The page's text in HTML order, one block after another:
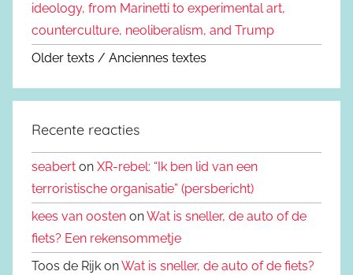
ideology, from Marinetti to experimental art,
counterculture, neoliberalism, and Trump
Older texts / Anciennes textes
Recente reacties
seabert on XR-rebel: “Ik ben lid van een
terroristische organisatie” (persbericht)
kees van oosten onWat is sneller, de auto of de
fiets? Een rekensommetje
Toos de Rijk onWat is sneller, de auto of de fiets?